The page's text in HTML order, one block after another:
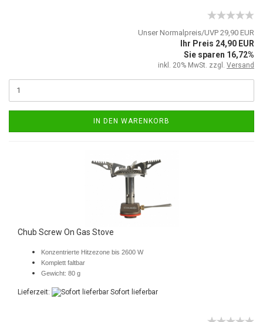
Unser Normalpreis/UVP 29,90 EUR
Ihr Preis 24,90 EUR
Sie sparen 16,72%
inkl. 20% MwSt. zzgl. Versand
IN DEN WARENKORB
Chub Screw On Gas Stove
Konzentrierte Hitzezone bis 2600 W
Komplett faltbar
Gewicht: 80 g
Lieferzeit: Sofort lieferbar